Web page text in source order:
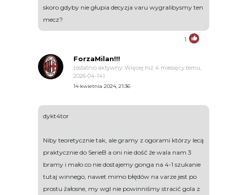
skoro gdyby nie głupia decyzja varu wygralibysmy ten
mecz?
1
ForzaMilan!!!
(ostatnio aktywny: Więcej niż 4 miesięcy temu,
2026-04-14)
14 kwietnia 2024, 21:36
dykt4tor
Niby teoretycznie tak, ale gramy z ogorami którzy lecą
praktycznie do SerieB a oni nie dość że wala nam 3
bramy i mało co nie dostajemy gonga na 4-1 szukanie
tutaj winnego, nawet mimo błędów na varze jest po
prostu żałosne, my wgl nie powinniśmy stracić gola z